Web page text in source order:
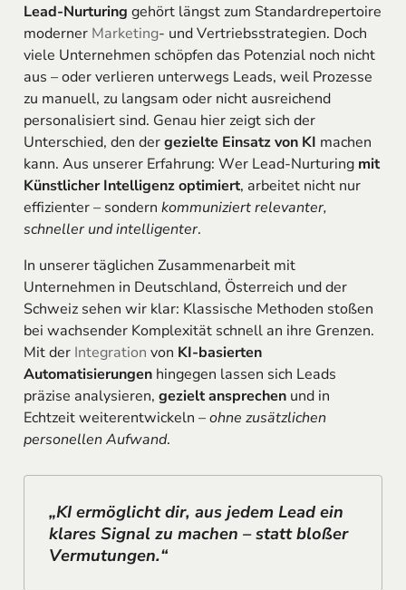
Lead-Nurturing gehört längst zum Standardrepertoire
moderner Marketing- und Vertriebsstrategien. Doch
viele Unternehmen schöpfen das Potenzial noch nicht
aus – oder verlieren unterwegs Leads, weil Prozesse
zu manuell, zu langsam oder nicht ausreichend
personalisiert sind. Genau hier zeigt sich der
Unterschied, den dergezielte Einsatz von KI machen
kann. Aus unserer Erfahrung: Wer Lead-Nurturing mit
Künstlicher Intelligenz optimiert, arbeitet nicht nur
effizienter – sondern kommuniziert relevanter,
schneller und intelligenter.
In unserer täglichen Zusammenarbeit mit
Unternehmen in Deutschland, Österreich und der
Schweiz sehen wir klar: Klassische Methoden stoßen
bei wachsender Komplexität schnell an ihre Grenzen.
Mit der Integration von KI-basierten
Automatisierungenhingegen lassen sich Leads
präzise analysieren, gezielt ansprechenund in
Echtzeit weiterentwickeln –ohne zusätzlichen
personellen Aufwand.
„KI ermöglicht dir, aus jedem Lead ein
klares Signal zu machen – statt bloßer
Vermutungen.“